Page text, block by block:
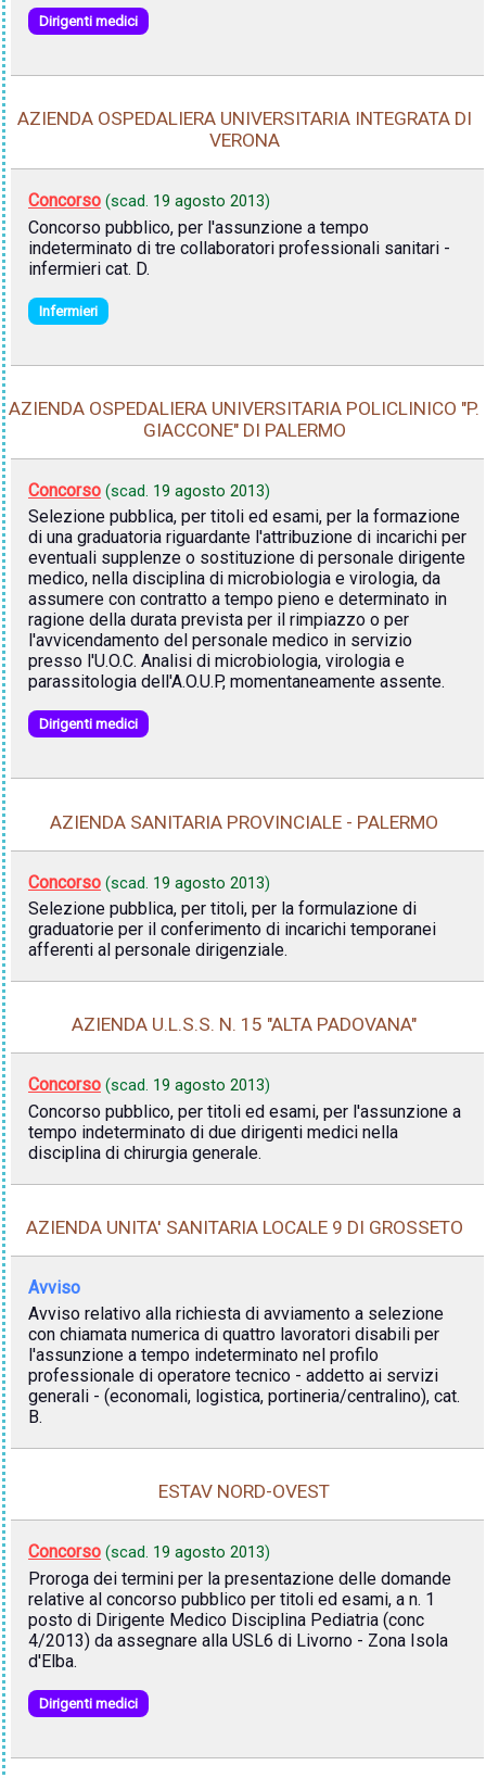
Dirigenti medici
AZIENDA OSPEDALIERA UNIVERSITARIA INTEGRATA DI
VERONA
Concorso (scad. 19 agosto 2013)
Concorso pubblico, per l'assunzione a tempo
indeterminato di tre collaboratori professionali sanitari -
infermieri cat. D.
Infermieri
AZIENDA OSPEDALIERA UNIVERSITARIA POLICLINICO "P.
GIACCONE" DI PALERMO
Concorso (scad. 19 agosto 2013)
Selezione pubblica, per titoli ed esami, per la formazione
di una graduatoria riguardante l'attribuzione di incarichi per
eventuali supplenze o sostituzione di personale dirigente
medico, nella disciplina di microbiologia e virologia, da
assumere con contratto a tempo pieno e determinato in
ragione della durata prevista per il rimpiazzo o per
l'avvicendamento del personale medico in servizio
presso l'U.O.C. Analisi di microbiologia, virologia e
parassitologia dell'A.O.U.P, momentaneamente assente.
Dirigenti medici
AZIENDA SANITARIA PROVINCIALE - PALERMO
Concorso (scad. 19 agosto 2013)
Selezione pubblica, per titoli, per la formulazione di
graduatorie per il conferimento di incarichi temporanei
afferenti al personale dirigenziale.
AZIENDA U.L.S.S. N. 15 "ALTA PADOVANA"
Concorso (scad. 19 agosto 2013)
Concorso pubblico, per titoli ed esami, per l'assunzione a
tempo indeterminato di due dirigenti medici nella
disciplina di chirurgia generale.
AZIENDA UNITA' SANITARIA LOCALE 9 DI GROSSETO
Avviso
Avviso relativo alla richiesta di avviamento a selezione
con chiamata numerica di quattro lavoratori disabili per
l'assunzione a tempo indeterminato nel profilo
professionale di operatore tecnico - addetto ai servizi
generali - (economali, logistica, portineria/centralino), cat.
B.
ESTAV NORD-OVEST
Concorso (scad. 19 agosto 2013)
Proroga dei termini per la presentazione delle domande
relative al concorso pubblico per titoli ed esami, a n. 1
posto di Dirigente Medico Disciplina Pediatria (conc
4/2013) da assegnare alla USL6 di Livorno - Zona Isola
d'Elba.
Dirigenti medici